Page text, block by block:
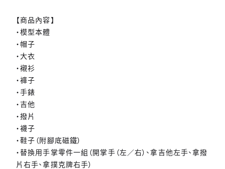
【商品內容】
・模型本體
・帽子
・大衣
・襯衫
・褲子
・手錶
・吉他
・撥片
・襪子
・鞋子（附腳底磁鐵）
・替換用手掌零件一組（開掌手（左／右）、拿吉他左手、拿撥
片右手、拿撲克牌右手）